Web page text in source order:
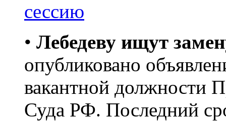
сессию
• Лебедеву ищут
опубликовано
вакантной должности
Суда РФ. Последний